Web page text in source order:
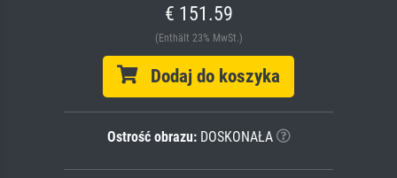
€ 151.59
(Enthält 23% MwSt.)
Dodaj do koszyka
Ostrość obrazu:DOSKONAŁA